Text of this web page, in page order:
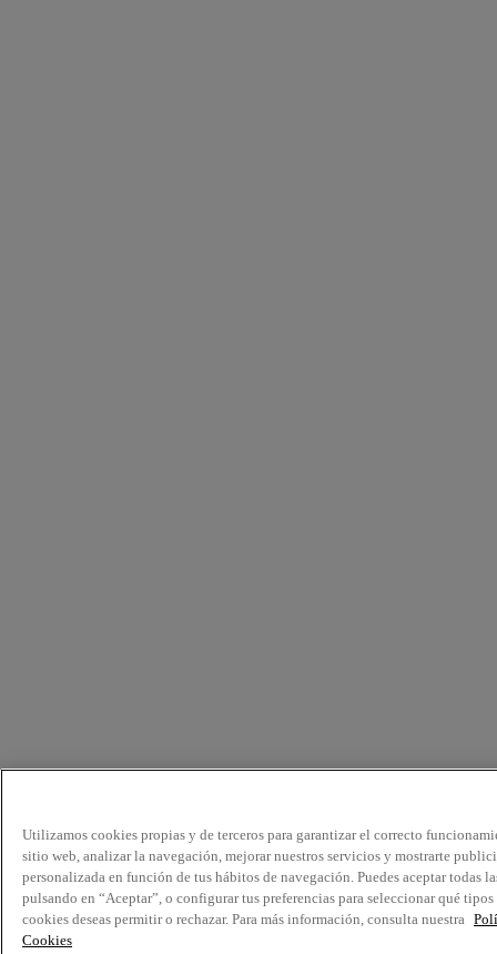
Utilizamos cookies propias y de terceros para garantizar el correcto
sitio web, analizar la navegación, mejorar nuestros servicios y mostrarte
personalizada en función de tus hábitos de navegación. Puedes aceptar todas
pulsando en “Aceptar”, o configurar tus preferencias para seleccionar qué tipos
cookies deseas permitir o rechazar. Para más información, consulta nuestra
Cookies